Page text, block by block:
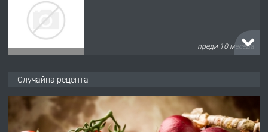
преди 1 година
преди 1 година
Случайна рецепта